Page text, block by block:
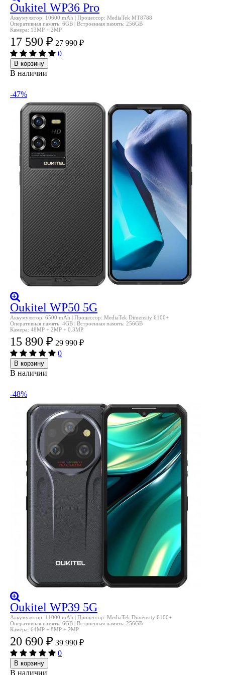
Oukitel WP36 Pro
Аккумулятор: 10600 mAh | Процессор: MediaTek MT8788
Оперативная память: 6GB | Встроенная память: 256GB
Камера: 13MP + 2MP
17 590 ₽ 27 990 ₽
0
В корзину
В наличии
-47%
Oukitel WP50 5G
Аккумулятор: 6500 mAh | Процессор: MediaTek Dimensity 6100+
Оперативная память: 4GB | Встроенная память: 256GB
Камера: 48MP + 2MP + 0.3MP
15 890 ₽ 29 990 ₽
0
В корзину
В наличии
-48%
Oukitel WP39 5G
Аккумулятор: 11000 mAh | Процессор: MediaTek Dimensity 6100+
Оперативная память: 6GB | Встроенная память: 256GB
Камера: 64MP + 8MP + 2MP
20 690 ₽ 39 990 ₽
0
В корзину
В наличии